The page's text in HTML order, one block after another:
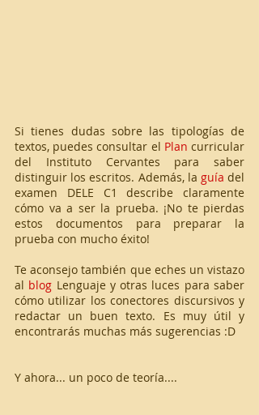
Si tienes dudas sobre las tipologías de
textos, puedes consultar el Plan curricular
del Instituto Cervantes para saber
distinguir los escritos. Además, la guía del
examen DELE C1 describe claramente
cómo va a ser la prueba. ¡No te pierdas
estos documentos para preparar la
prueba con mucho éxito!
Te aconsejo también que eches un vistazo
al blog Lenguaje y otras luces para saber
cómo utilizar los conectores discursivos y
redactar un buen texto. Es muy útil y
encontrarás muchas más sugerencias :D
Y ahora... un poco de teoría....